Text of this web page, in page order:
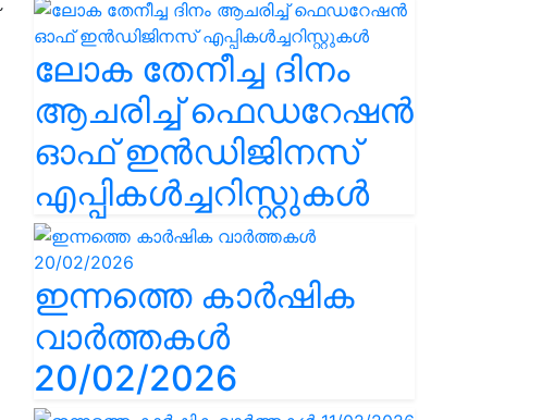
ലോക തേനീച്ച ദിനം
ആചരിച്ച് ഫെഡറേഷൻ
ഓഫ് ഇൻഡിജിനസ്
എപ്പികൾച്ചറിസ്റ്റുകൾ
ഇന്നത്തെ കാർഷിക
വാർത്തകൾ
20/02/2026